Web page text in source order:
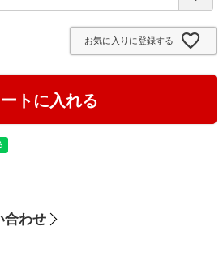
お気に入りに登録する
トに入れる
合わせ